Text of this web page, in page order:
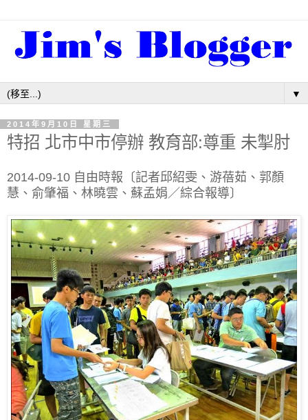
▼
2014年9月10日 星期三
特招 北市中市停辦 教育部:尊重 未掣肘
2014-09-10 自由時報〔記者邱紹雯、游蓓茹、郭顏
慧、俞肇福、林曉雲、蘇孟娟／綜合報導〕